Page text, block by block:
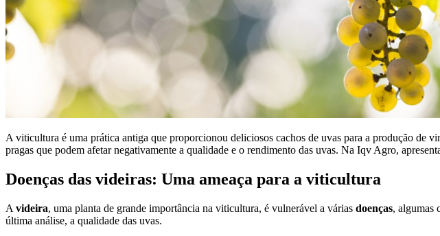
A viticultura é uma prática antiga que proporcionou deliciosos cachos de uvas para a produção de
pragas que podem afetar negativamente a qualidade e o rendimento das uvas. Na Iqv Agro,
Doenças das videiras: Uma ameaça para a viticultura
A videira, uma planta de grande importância na viticultura, é vulnerável a várias doenças, algumas
última análise, a qualidade das uvas.